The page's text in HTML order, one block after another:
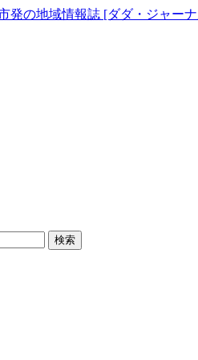
発の地域情報誌 [ダダ・ジャー